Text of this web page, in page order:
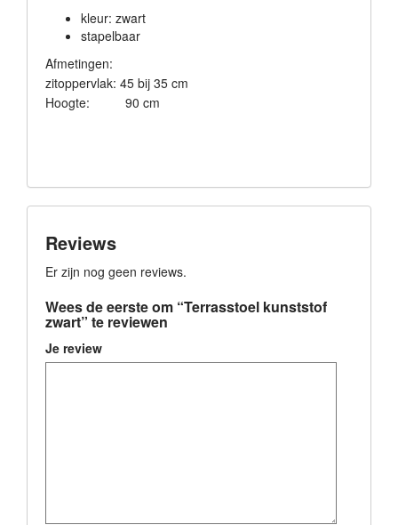
kleur: zwart
stapelbaar
Afmetingen:
zitoppervlak: 45 bij 35 cm
Hoogte: 90 cm
Reviews
Er zijn nog geen reviews.
Wees de eerste om “Terrasstoel kunststof
zwart” te reviewen
Je review